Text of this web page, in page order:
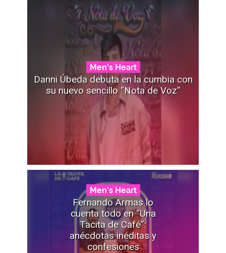
Men's Heart
Danni Úbeda debuta en la cumbia con
su nuevo sencillo “Nota de Voz”
Men's Heart
Fernando Armas lo
cuenta todo en “Una
Tacita de Café”:
anécdotas inéditas y
confesiones